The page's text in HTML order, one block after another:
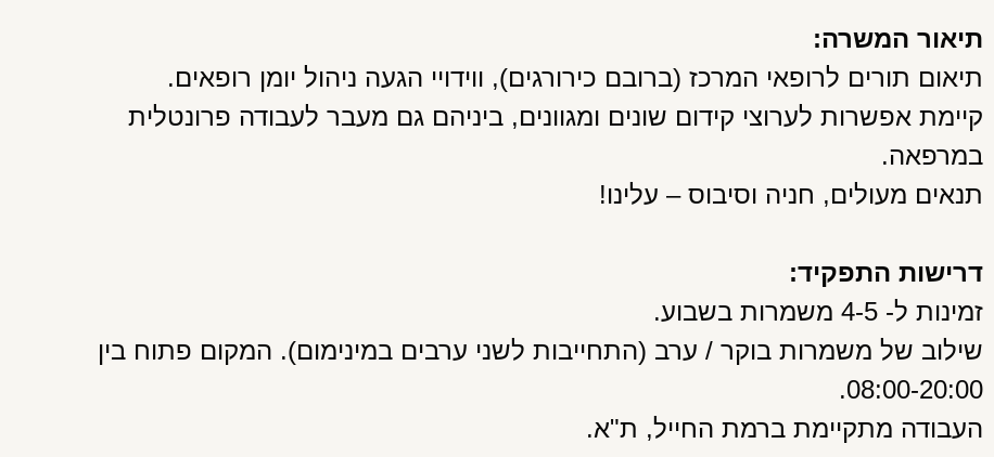
תיאור המשרה:
תיאום תורים לרופאי המרכז (ברובם כירורגים), ווידויי הגעה ניהול יומן רופאים.
קיימת אפשרות לערוצי קידום שונים ומגוונים, ביניהם גם מעבר לעבודה פרונטלית
במרפאה.
תנאים מעולים, חניה וסיבוס – עלינו!
דרישות התפקיד:
זמינות ל- 4-5 משמרות בשבוע.
שילוב של משמרות בוקר / ערב (התחייבות לשני ערבים במינימום). המקום פתוח בין
08:00-20:00.
העבודה מתקיימת ברמת החייל, ת"א.